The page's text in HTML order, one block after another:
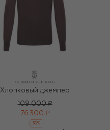
Хлопковый джемпер
109 000 ₽
76 300 ₽
-30%